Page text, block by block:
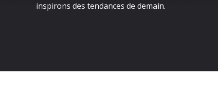
inspirons des tendances de demain.